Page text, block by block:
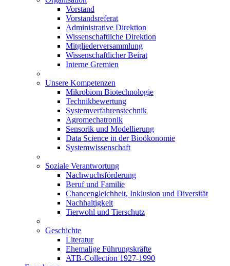
Vorstand
Vorstandsreferat
Administrative Direktion
Wissenschaftliche Direktion
Mitgliederversammlung
Wissenschaftlicher Beirat
Interne Gremien
Unsere Kompetenzen
Mikrobiom Biotechnologie
Technikbewertung
Systemverfahrenstechnik
Agromechatronik
Sensorik und Modellierung
Data Science in der Bioökonomie
Systemwissenschaft
Soziale Verantwortung
Nachwuchsförderung
Beruf und Familie
Chancengleichheit, Inklusion und Diversität
Nachhaltigkeit
Tierwohl und Tierschutz
Geschichte
Literatur
Ehemalige Führungskräfte
ATB-Collection 1927-1990